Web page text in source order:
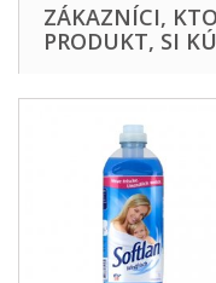
ZÁKAZNÍCI,
PRODUKT, SI